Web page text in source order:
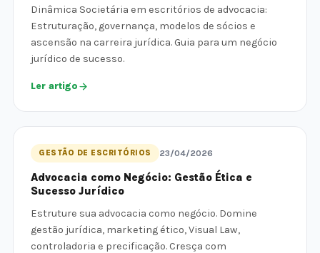
Dinâmica Societária em escritórios de advocacia:
Estruturação, governança, modelos de sócios e
ascensão na carreira jurídica. Guia para um negócio
jurídico de sucesso.
Ler artigo
GESTÃO DE ESCRITÓRIOS 23/04/2026
Advocacia como Negócio: Gestão Ética e
Sucesso Jurídico
Estruture sua advocacia como negócio. Domine
gestão jurídica, marketing ético, Visual Law,
controladoria e precificação. Cresça com